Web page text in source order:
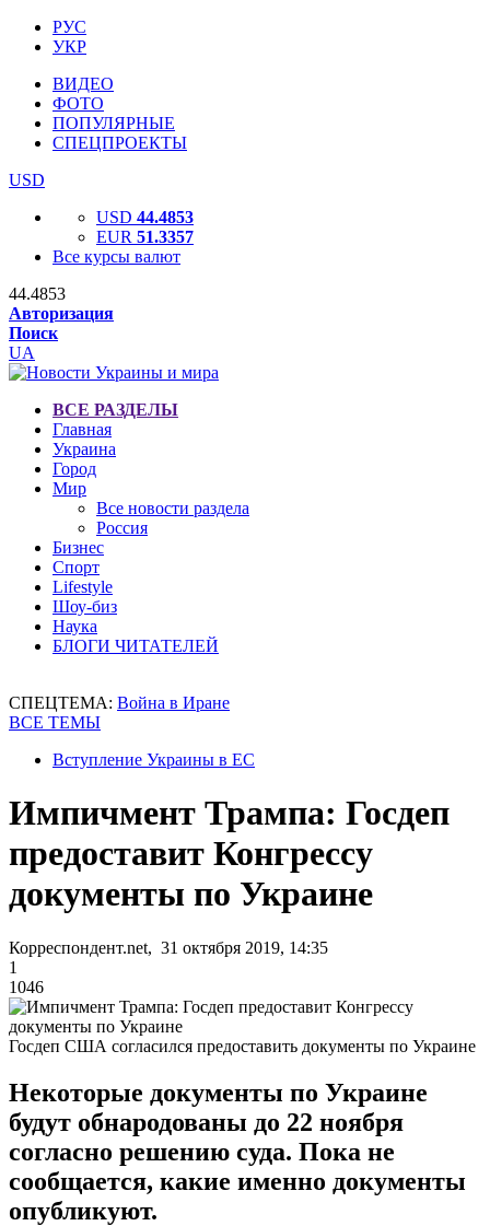
РУС
УКР
ВИДЕО
ФОТО
ПОПУЛЯРНЫЕ
СПЕЦПРОЕКТЫ
USD
USD 44.4853
EUR 51.3357
Все курсы валют
44.4853
Авторизация
Поиск
UA
ВСЕ РАЗДЕЛЫ
Главная
Украина
Город
Мир
Все новости раздела
Россия
Бизнес
Спорт
Lifestyle
Шоу-биз
Наука
БЛОГИ ЧИТАТЕЛЕЙ
СПЕЦТЕМА: Война в Иране
ВСЕ ТЕМЫ
Вступление Украины в ЕС
Импичмент Трампа: Госдеп
предоставит Конгрессу
документы по Украине
Корреспондент.net, 31 октября 2019, 14:35
1
1046
Госдеп США согласился предоставить документы по Украине
Некоторые документы по Украине
будут обнародованы до 22 ноября
согласно решению суда. Пока не
сообщается, какие именно документы
опубликуют.